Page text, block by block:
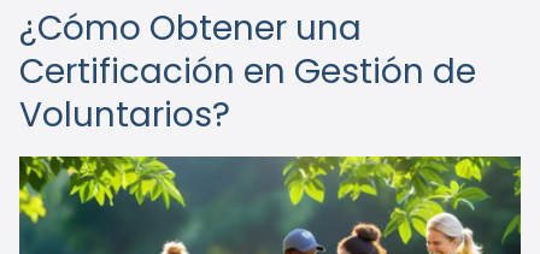
¿Cómo Obtener una
Certificación en Gestión de
Voluntarios?